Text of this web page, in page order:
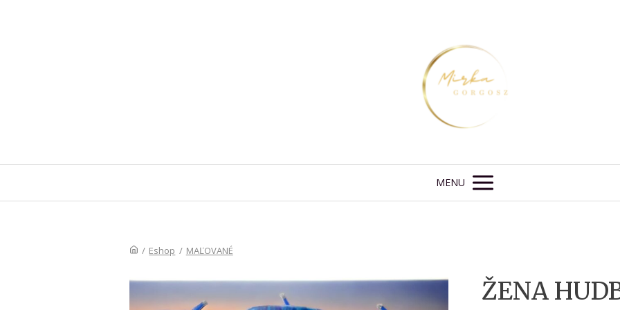
MENU
/ Eshop / MAĽOVANÉ
ŽENA